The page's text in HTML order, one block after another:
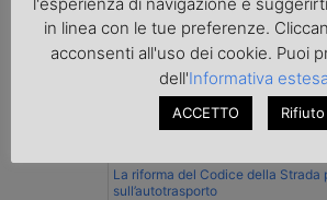
Normativa
La riforma del Codice della Strada
sull’autotrasporto
in linea con le tue preferenze.
acconsenti all'uso dei cookie. Puoi
dell'Informativa estesa
ACCETTO Rifiuto